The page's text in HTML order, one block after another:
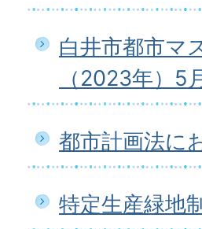
白井市都市マ
（2023年）5
都市計画法に
特定生産緑地